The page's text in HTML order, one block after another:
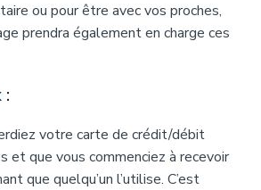
ou pour être avec vos proches,
prendra également en charge ces
votre carte de crédit/débit
et que vous commenciez à recevoir
que quelqu’un l’utilise. C’est